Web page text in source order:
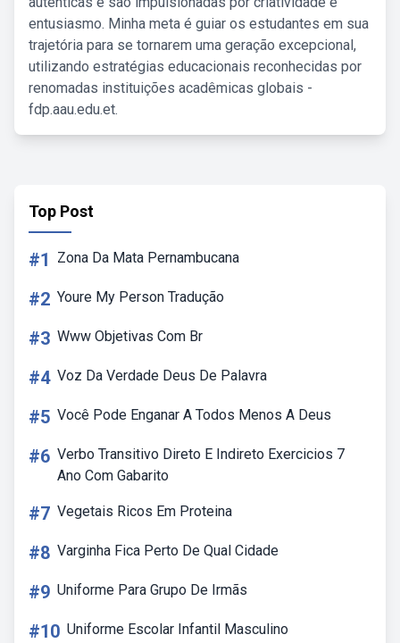
entusiasmo. Minha meta é guiar os estudantes em sua
trajetória para se tornarem uma geração excepcional,
utilizando estratégias educacionais reconhecidas por
renomadas instituições acadêmicas globais -
fdp.aau.edu.et.
Top Post
#1 Zona Da Mata Pernambucana
#2 Youre My Person Tradução
#3 Www Objetivas Com Br
#4 Voz Da Verdade Deus De Palavra
#5 Você Pode Enganar A Todos Menos A Deus
#6 Verbo Transitivo Direto E Indireto Exercicios 7
Ano Com Gabarito
#7 Vegetais Ricos Em Proteina
#8 Varginha Fica Perto De Qual Cidade
#9 Uniforme Para Grupo De Irmãs
#10 Uniforme Escolar Infantil Masculino